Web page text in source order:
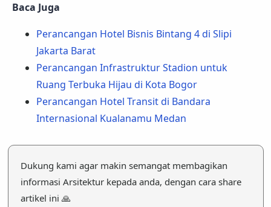
Baca Juga
Perancangan Hotel Bisnis Bintang 4 di Slipi
Jakarta Barat
Perancangan Infrastruktur Stadion untuk
Ruang Terbuka Hijau di Kota Bogor
Perancangan Hotel Transit di Bandara
Internasional Kualanamu Medan
Dukung kami agar makin semangat membagikan
informasi Arsitektur kepada anda, dengan cara share
artikel ini 🙏